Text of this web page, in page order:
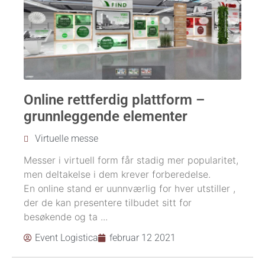
Online rettferdig plattform –
grunnleggende elementer
Virtuelle messe
Messer i virtuell form får stadig mer popularitet,
men deltakelse i dem krever forberedelse.
En online stand er uunnværlig for hver utstiller ,
der de kan presentere tilbudet sitt for
besøkende og ta ...
Event Logistica februar 12 2021